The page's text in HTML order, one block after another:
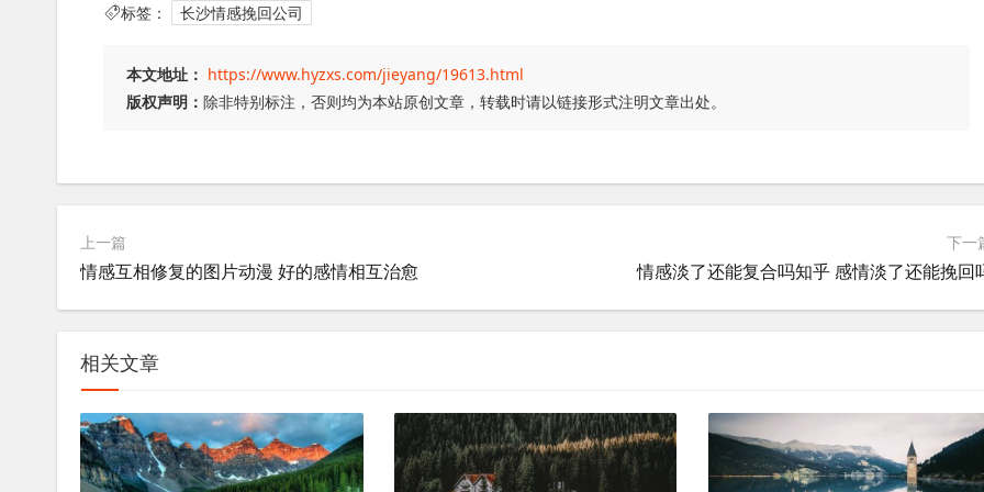
标签： 长沙情感挽回公司
本文地址： https://www.hyzxs.com/jieyang/19613.html
版权声明： 除非特别标注，否则均为本站原创文章，转载时请以链接形式注明文章出处。
上一篇
情感互相修复的图片动漫 好的感情相互治愈
下一
情感淡了还能复合吗知乎 感情淡了还能挽回
相关文章